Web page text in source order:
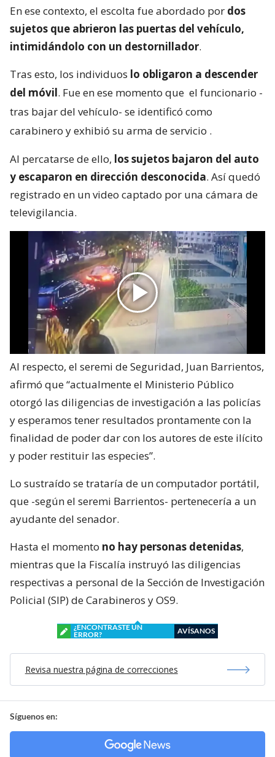
En ese contexto, el escolta fue abordado por dos
sujetos que abrieron las puertas del vehículo,
intimidándolo con un destornillador.
Tras esto, los individuos lo obligaron a descender
del móvil. Fue en ese momento que el funcionario -
tras bajar del vehículo- se identificó como
carabinero y exhibió su arma de servicio .
Al percatarse de ello, los sujetos bajaron del auto
y escaparon en dirección desconocida. Así quedó
registrado en un video captado por una cámara de
televigilancia.
Al respecto, el seremi de Seguridad, Juan Barrientos,
afirmó que “actualmente el Ministerio Público
otorgó las diligencias de investigación a las policías
y esperamos tener resultados prontamente con la
finalidad de poder dar con los autores de este ilícito
y poder restituir las especies”.
Lo sustraído se trataría de un computador portátil,
que -según el seremi Barrientos- pertenecería a un
ayudante del senador.
Hasta el momento no hay personas detenidas,
mientras que la Fiscalía instruyó las diligencias
respectivas a personal de la Sección de Investigación
Policial (SIP) de Carabineros y OS9.
¿ENCONTRASTE UN
ERROR?
AVÍSANOS
Revisa nuestra página de correcciones
Síguenos en: